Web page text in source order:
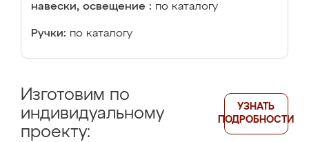
навески, освещение : по каталогу
Ручки: по каталогу
Изготовим по
индивидуальному
проекту:
УЗНАТЬ
ПОДРОБНОСТИ